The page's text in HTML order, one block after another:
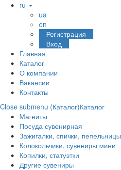
ru
ua
en
Регистрация
Вход
Главная
Каталог
О компании
Вакансии
Контакты
Close submenu (Каталог)Каталог
Магниты
Посуда сувенирная
Зажигалки, спички, пепельницы
Колокольчики, сувениры мини
Копилки, статуэтки
Другие сувениры